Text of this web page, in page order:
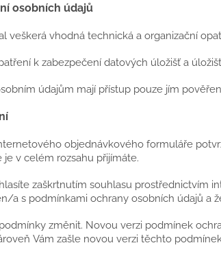
osobních údajů
veškerá vhodná technická a organizační
k zabezpečení datových úložišť a
údajům mají přístup pouze jím
objednávkového formuláře
v celém rozsahu přijímáte.
zaškrtnutím souhlasu prostřednictvím
a s podmínkami ochrany osobních údajů a
změnit. Novou verzi podmínek
Vám zašle novou verzi těchto